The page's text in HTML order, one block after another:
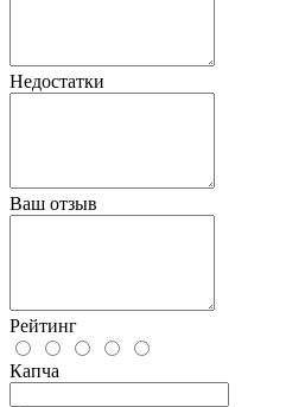
Недостатки
Ваш отзыв
Рейтинг
Капча